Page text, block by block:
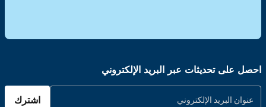
احصل على تحديثات عبر البريد الإلكتروني
اشترك